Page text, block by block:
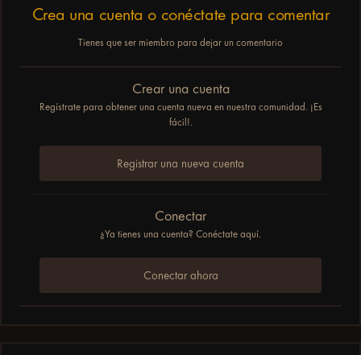
Crea una cuenta o conéctate para comentar
Tienes que ser miembro para dejar un comentario
Crear una cuenta
Regístrate para obtener una cuenta nueva en nuestra comunidad. ¡Es
fácil!.
Registrar una nueva cuenta
Conectar
¿Ya tienes una cuenta? Conéctate aquí.
Conectar ahora